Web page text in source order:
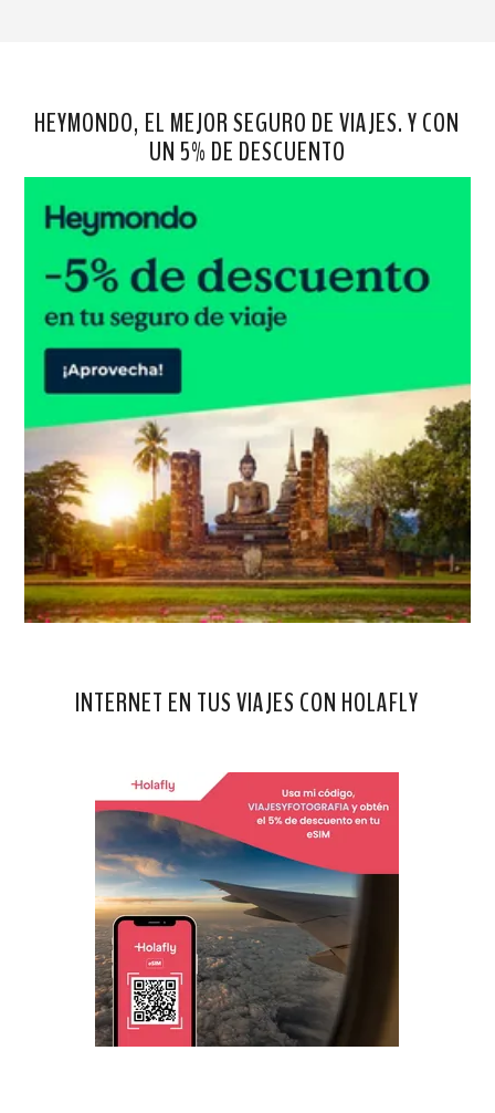
HEYMONDO, EL MEJOR SEGURO DE VIAJES. Y CON
UN 5% DE DESCUENTO
INTERNET EN TUS VIAJES CON HOLAFLY